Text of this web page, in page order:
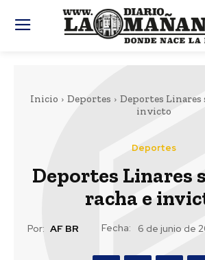
Inicio Deportes
Deportes Linares
invicto
Deportes
Deportes Linares
racha e
Por: AF BR Fecha: 6 de junio de